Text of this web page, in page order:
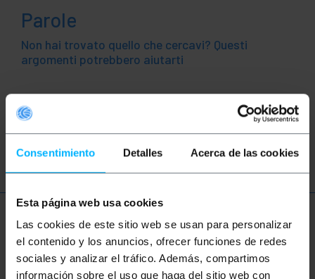
Consentimiento Detalles Acerca de las cookies
Esta página web usa cookies
Las cookies de este sitio web se usan para personalizar
el contenido y los anuncios, ofrecer funciones de redes
sociales y analizar el tráfico. Además, compartimos
información sobre el uso que haga del sitio web con
Parole
Non hai trovato quello che cercavi? Questi
argomenti potrebbero aiutarti
Ulteriori informazioni